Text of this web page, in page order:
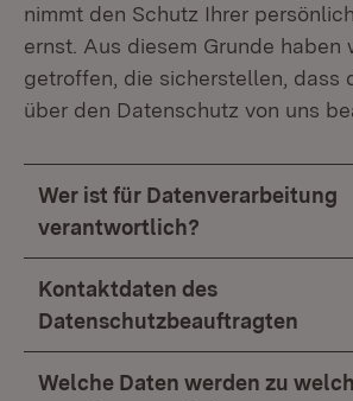
nimmt den Schutz Ihrer
ernst. Aus diesem Grunde haben
getroffen, die sicherstellen, dass
über den Datenschutz von uns
Wer ist für Datenverarbeitung
verantwortlich?
Kontaktdaten des
Datenschutzbeauftragten
Welche Daten werden zu